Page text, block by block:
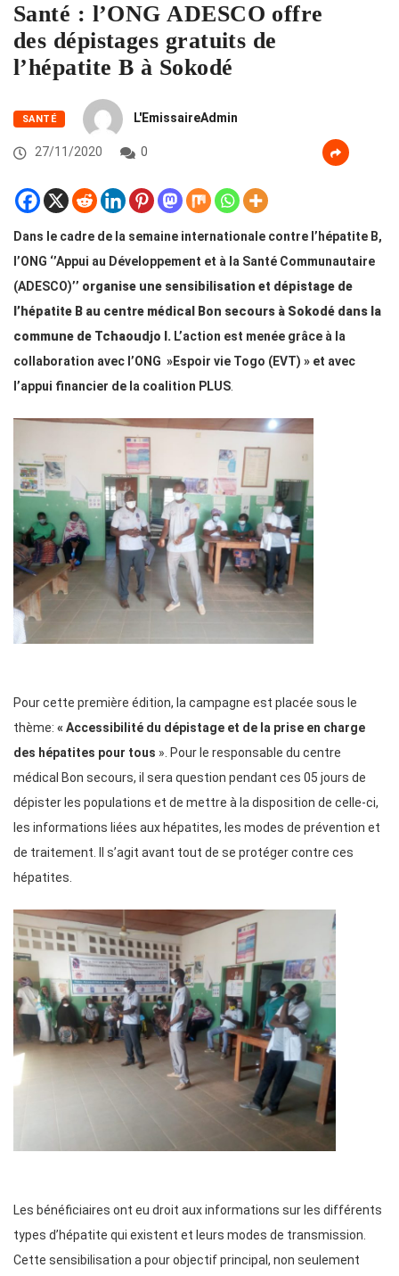
Santé : l’ONG ADESCO offre
des dépistages gratuits de
l’hépatite B à Sokodé
SANTÉ L'EmissaireAdmin
27/11/2020 0
Dans le cadre de la semaine internationale contre l’hépatite B,
l’ONG ‘’Appui au Développement et à la Santé Communautaire
(ADESCO)’’ organise une sensibilisation et dépistage de
l’hépatite B au centre médical Bon secours à Sokodé dans la
commune de Tchaoudjo I. L’action est menée grâce à la
collaboration avec l’ONG »Espoir vie Togo (EVT) » et avec
l’appui financier de la coalition PLUS.
Pour cette première édition, la campagne est placée sous le
thème: « Accessibilité du dépistage et de la prise en charge
des hépatites pour tous ». Pour le responsable du centre
médical Bon secours, il sera question pendant ces 05 jours de
dépister les populations et de mettre à la disposition de celle-ci,
les informations liées aux hépatites, les modes de prévention et
de traitement. Il s’agit avant tout de se protéger contre ces
hépatites.
Les bénéficiaires ont eu droit aux informations sur les différents
types d’hépatite qui existent et leurs modes de transmission.
Cette sensibilisation a pour objectif principal, non seulement